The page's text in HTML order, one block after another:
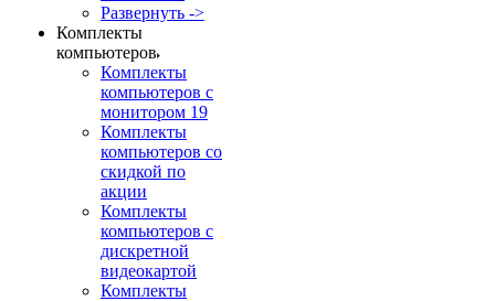
Развернуть ->
Комплекты
компьютеров
Комплекты
компьютеров с
монитором 19
Комплекты
компьютеров со
скидкой по
акции
Комплекты
компьютеров с
дискретной
видеокартой
Комплекты